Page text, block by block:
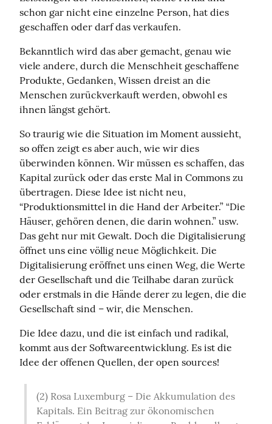
schon gar nicht eine einzelne Person, hat dies
geschaffen oder darf das verkaufen.
Bekanntlich wird das aber gemacht, genau wie
viele andere, durch die Menschheit geschaffene
Produkte, Gedanken, Wissen dreist an die
Menschen zurückverkauft werden, obwohl es
ihnen längst gehört.
So traurig wie die Situation im Moment aussieht,
so offen zeigt es aber auch, wie wir dies
überwinden können. Wir müssen es schaffen, das
Kapital zurück oder das erste Mal in Commons zu
übertragen. Diese Idee ist nicht neu,
“Produktionsmittel in die Hand der Arbeiter.” “Die
Häuser, gehören denen, die darin wohnen.” usw.
Das geht nur mit Gewalt. Doch die Digitalisierung
öffnet uns eine völlig neue Möglichkeit. Die
Digitalisierung eröffnet uns einen Weg, die Werte
der Gesellschaft und die Teilhabe daran zurück
oder erstmals in die Hände derer zu legen, die die
Gesellschaft sind – wir, die Menschen.
Die Idee dazu, und die ist einfach und radikal,
kommt aus der Softwareentwicklung. Es ist die
Idee der offenen Quellen, der open sources!
(2) Rosa Luxemburg – Die Akkumulation des
Kapitals. Ein Beitrag zur ökonomischen